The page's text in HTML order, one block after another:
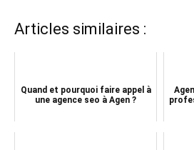
Articles similaires :
Quand et pourquoi faire appel à
une agence seo à Agen ?